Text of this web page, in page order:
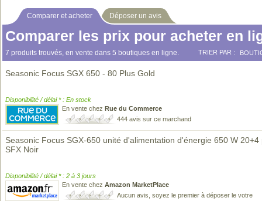
Comparer et acheter Déposer un avis
Comparer les prix pour acheter en
7 produits trouvés, en vente dans 5 boutiques en ligne. TRIER PAR :
Seasonic Focus SGX 650 - 80 Plus Gold
Disponibilité / délai * : En stock
En vente chez Rue du Commerce
444 avis sur ce marchand
Seasonic Focus SGX-650 unité d'alimentation d'énergie 650 W 20+4
SFX Noir
Disponibilité / délai * : 2 à 3 jours
En vente chez Amazon MarketPlace
Aucun avis, soyez le premier à déposer le votre